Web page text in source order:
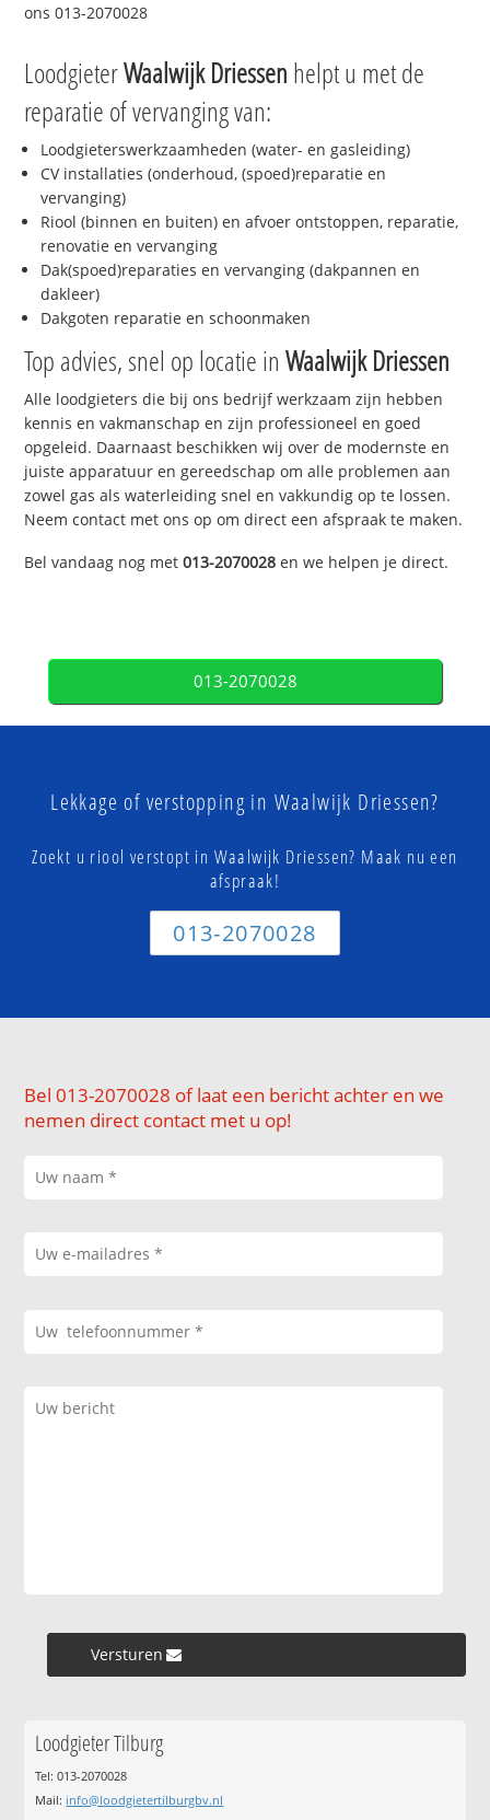
ons 013-2070028
LoodgieterWaalwijk Driessen helpt u met de
reparatie of vervanging van:
Loodgieterswerkzaamheden (water- en gasleiding)
CV installaties (onderhoud, (spoed)reparatie en
vervanging)
Riool (binnen en buiten) en afvoer ontstoppen, reparatie,
renovatie en vervanging
Dak(spoed)reparaties en vervanging (dakpannen en
dakleer)
Dakgoten reparatie en schoonmaken
Top advies, snel op locatie inWaalwijk Driessen
Alle loodgieters die bij ons bedrijf werkzaam zijn hebben
kennis en vakmanschap en zijn professioneel en goed
opgeleid. Daarnaast beschikken wij over de modernste en
juiste apparatuur en gereedschap om alle problemen aan
zowel gas als waterleiding snel en vakkundig op te lossen.
Neem contact met ons op om direct een afspraak te maken.
Bel vandaag nog met013-2070028 en we helpen je direct.
013-2070028
Lekkage of verstopping in Waalwijk Driessen?
Zoekt u riool verstopt in Waalwijk Driessen? Maak nu een
afspraak!
013-2070028
Bel 013-2070028 of laat een bericht achter en we
nemen direct contact met u op!
Versturen »
Loodgieter Tilburg
Tel: 013-2070028
Mail: info@loodgietertilburgbv.nl